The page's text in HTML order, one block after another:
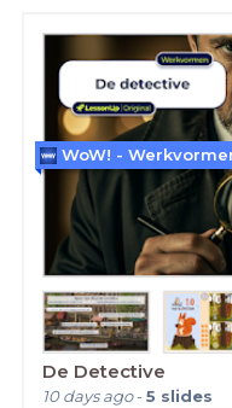
De Detective
10 days ago-5 slides
WoW! -